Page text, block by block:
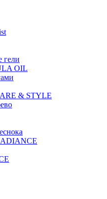
гели
OIL
& STYLE